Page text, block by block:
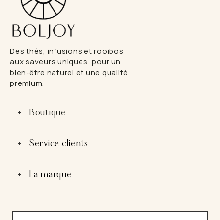
Des thés, infusions et rooibos
aux saveurs uniques, pour un
bien-être naturel et une qualité
premium.
Boutique
+Ouvrir
menuService clients
+Ouvrir
menuLa marque
+Ouvrir